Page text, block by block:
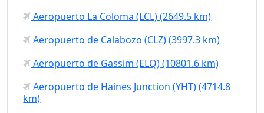
Aeropuerto La Coloma (LCL) (2649.5 km)
Aeropuerto de Calabozo (CLZ) (3997.3 km)
Aeropuerto de Gassim (ELQ) (10801.6 km)
Aeropuerto de Haines Junction (YHT) (4714.8
km)